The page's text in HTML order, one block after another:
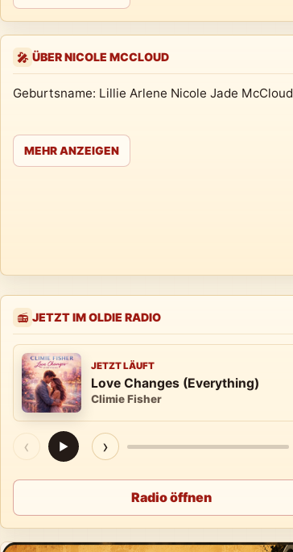
🎤 ÜBER NICOLE MCCLOUD
Geburtsname: Lillie Arlene Nicole Jade McCloud
MEHR ANZEIGEN
📻 JETZT IM OLDIE RADIO
JETZT LÄUFT
Love Changes (Everything)
Climie Fisher
‹ ▶ ›
Radio öffnen